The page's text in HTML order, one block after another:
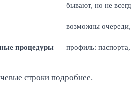
бывают, но не
возможны очереди,
процедуры профиль: паспорта,
строки подробнее.